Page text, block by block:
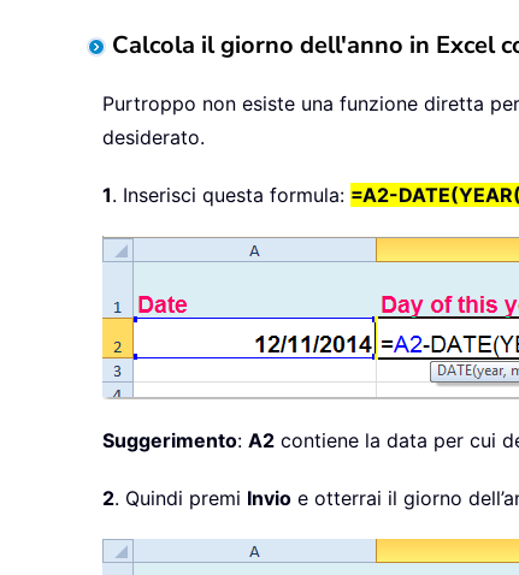
Calcola il giorno dell'anno in Excel
Purtroppo non esiste una funzione diretta
desiderato.
1. Inserisci questa formula: =A2-
Suggerimento: A2 contiene la data per cui
2. Quindi premi Invio e otterrai il giorno